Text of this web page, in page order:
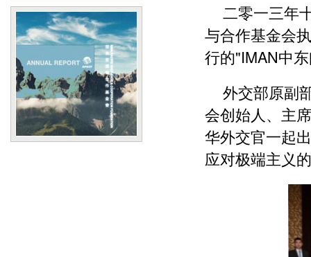
二零一三年
与合作基金会
行的"IMAN中
外交部原副
会创始人、主
华外交官一起
应对极端主义